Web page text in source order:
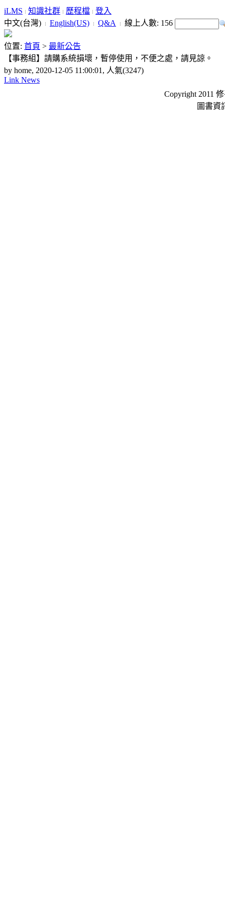
iLMS 知識社群 歷程檔
登入
中文(台灣)
English(US) Q&A 線上人數: 156
位置: 首頁 > 最新公告
【事務組】請購系統損壞，暫停使用，不便之處，請見諒。
by home, 2020-12-05 11:00:01, 人氣(3247)
Link News
Copyright 2011
圖書資